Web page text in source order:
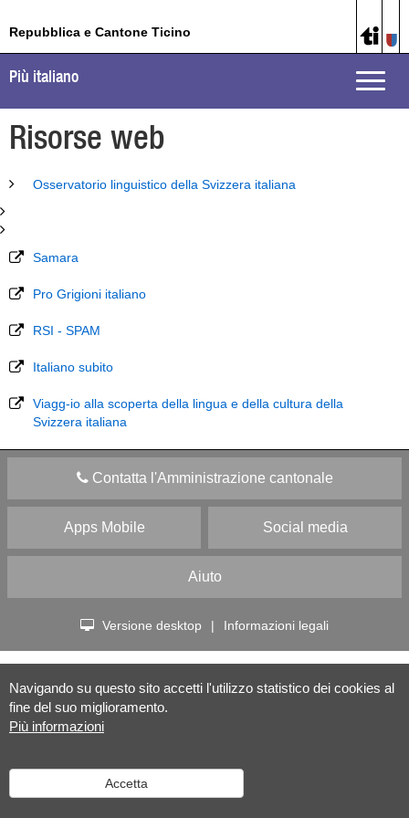
Navigando su questo sito accetti l'utilizzo statistico dei cookies al
fine del suo miglioramento.
Più informazioni
Accetta
Repubblica e Cantone Ticino
Toggle
Più italiano
Risorse web
Osservatorio linguistico della Svizzera italiana
Samara
Pro Grigioni italiano
RSI - SPAM
Italiano subito
Viagg-io alla scoperta della lingua e della cultura della
Svizzera italiana
Contatta l'Amministrazione cantonale
Apps Mobile Social media
Aiuto
Versione desktop | Informazioni legali